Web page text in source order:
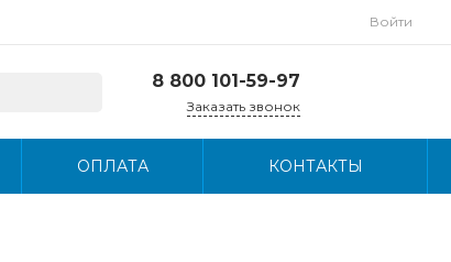
Войти
8 800 101-59-97
Заказать звонок
ОПЛАТА КОНТАКТЫ